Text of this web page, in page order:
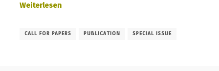
Weiterlesen
CALL FOR PAPERS PUBLICATION SPECIAL ISSUE